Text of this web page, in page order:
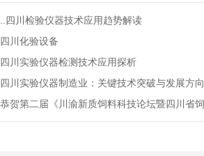
..四川检验仪器技术应用趋势解读
四川化验设备
四川实验仪器检测技术应用探析
四川实验仪器制造业：关键技术突破与发展方向